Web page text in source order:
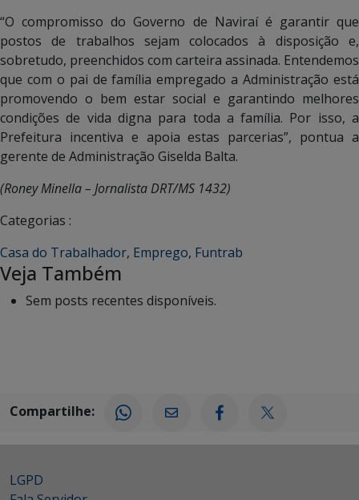
“O compromisso do Governo de Naviraí é garantir que
postos de trabalhos sejam colocados à disposição e,
sobretudo, preenchidos com carteira assinada. Entendemos
que com o pai de família empregado a Administração está
promovendo o bem estar social e garantindo melhores
condições de vida digna para toda a família. Por isso, a
Prefeitura incentiva e apoia estas parcerias”, pontua a
gerente de Administração Giselda Balta.
(Roney Minella – Jornalista DRT/MS 1432)
Categorias :
Casa do Trabalhador, Emprego, Funtrab
Veja Também
Sem posts recentes disponíveis.
Compartilhe:
LGPD